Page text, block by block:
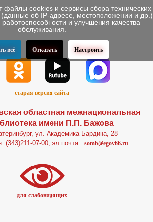
старая версия сайта
областная межнациональная
имени П.П. Бажова
ул. Академика Бардина, 28
(343)211-07-00, эл.почта : somb@egov66.ru
для слабовидящих
файлы cookies и сервисы сбора технических
(данные об IP-адресе, местоположении и др.)
и улучшения качества
обслуживания.
всё Отказать Настроить